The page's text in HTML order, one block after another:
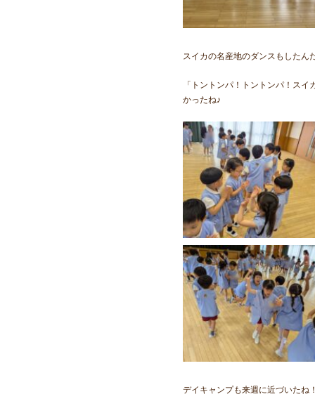
スイカの名産地のダンスもしたん
「トントンパ！トントンパ！ス
かったね♪
デイキャンプも来週に近づいた